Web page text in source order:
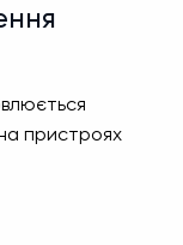
пристроях